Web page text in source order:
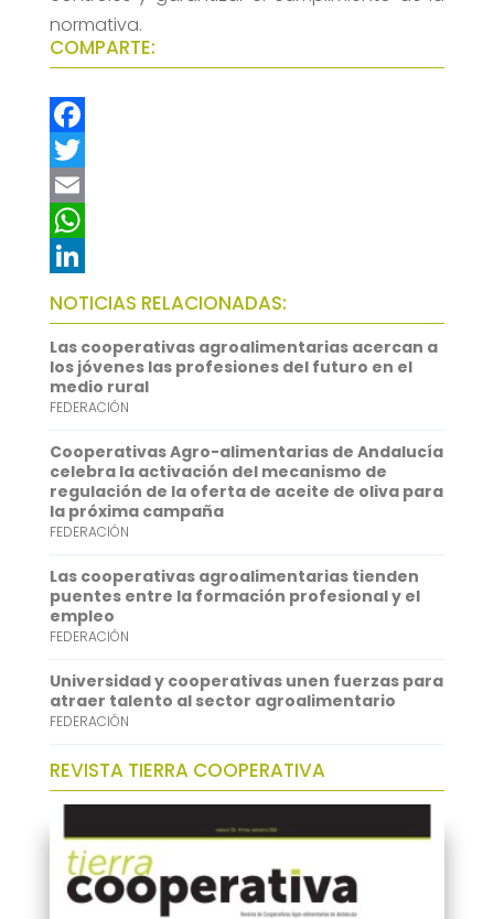
normativa.
COMPARTE:
F
a
c
e
b
o
o
k
T
w
t
t
e
r
E
m
a
i
l
W
h
a
t
s
A
p
p
L
i
n
k
e
d
I
n
NOTICIAS RELACIONADAS:
Las cooperativas agroalimentarias acercan a
los jóvenes las profesiones del futuro en el
medio rural
FEDERACIÓN
Cooperativas Agro-alimentarias de Andalucía
celebra la activación del mecanismo de
regulación de la oferta de aceite de oliva para
la próxima campaña
FEDERACIÓN
Las cooperativas agroalimentarias tienden
puentes entre la formación profesional y el
empleo
FEDERACIÓN
Universidad y cooperativas unen fuerzas para
atraer talento al sector agroalimentario
FEDERACIÓN
REVISTA TIERRA COOPERATIVA